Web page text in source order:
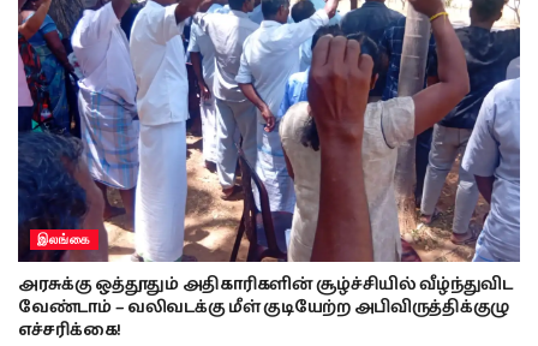
இலங்கை
அரசுக்கு ஒத்தூதும் அதிகாரிகளின் சூழ்ச்சியில் வீழ்ந்துவிட
வேண்டாம் – வலிவடக்கு மீள் குடியேற்ற அபிவிருத்திக்குழு
எச்சரிக்கை!